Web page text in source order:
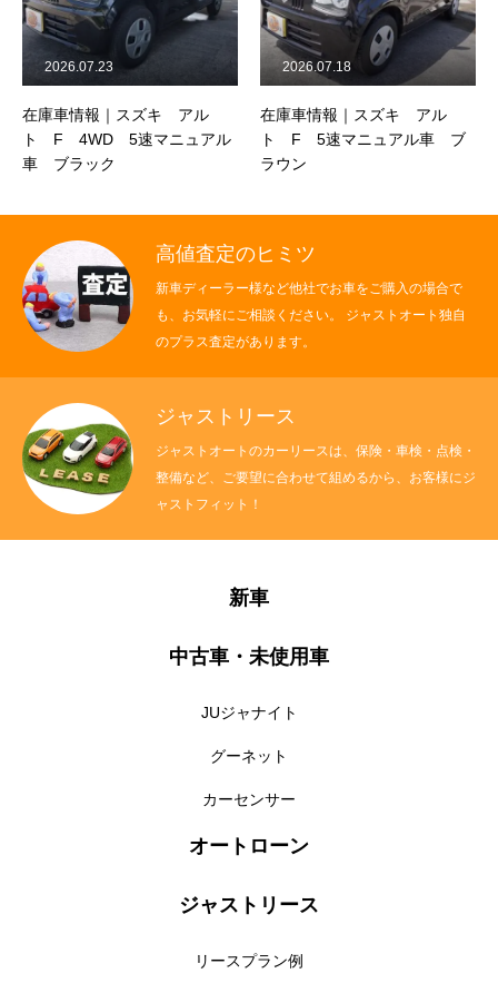
在庫車情報｜スズキ アル
ト F 4WD 5速マニュアル
車 ブラック
2026.07.23
在庫車情報｜スズキ アル
ト F 5速マニュアル車 ブ
ラウン
2026.07.18
高値査定のヒミツ
新車ディーラー様など他社でお車をご購入の場合で
も、お気軽にご相談ください。 ジャストオート独自
のプラス査定があります。
ジャストリース
ジャストオートのカーリースは、保険・車検・点検・
整備など、ご要望に合わせて組めるから、お客様にジ
ャストフィット！
新車
中古車・未使用車
JUジャナイト
グーネット
カーセンサー
オートローン
ジャストリース
リースプラン例